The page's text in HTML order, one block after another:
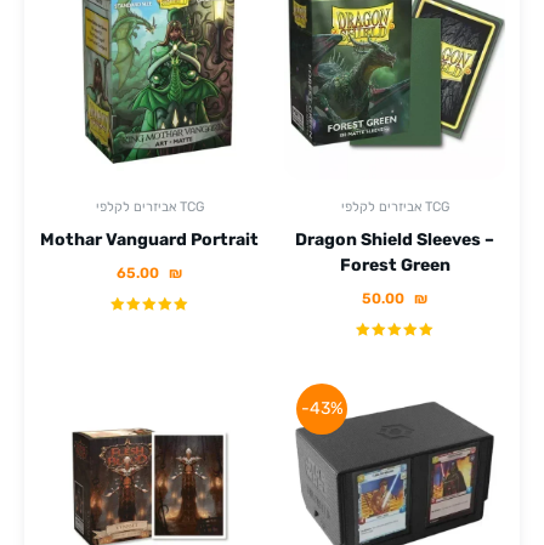
אביזרים לקלפי TCG
Mothar Vanguard Portrait
65.00 ₪
אביזרים לקלפי TCG
Dragon Shield Sleeves –
Forest Green
50.00 ₪
-43%